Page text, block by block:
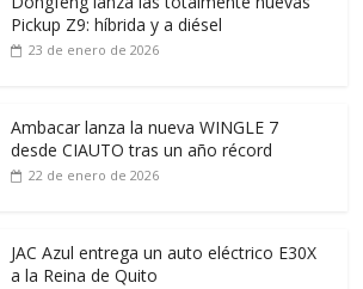
Pickup Z9: híbrida y a diésel
23 de enero de 2026
Ambacar lanza la nueva WINGLE 7
desde CIAUTO tras un año récord
22 de enero de 2026
JAC Azul entrega un auto eléctrico E30X
a la Reina de Quito